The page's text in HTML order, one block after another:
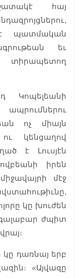
հայ
պատմական
եւ
տիրապետող
Կոպելեանի
ոչ միայն
կենցաղով
է Լուսյէն
իրեն
մէջ
կը խուժեն
ժպիտ
կը դառնայ երբ
«Այվազը